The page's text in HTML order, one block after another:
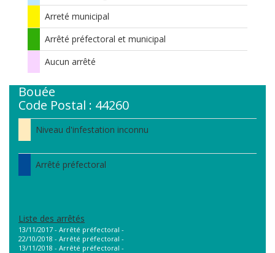
Arreté municipal
Arrêté préfectoral et municipal
Aucun arrêté
Bouée
Code Postal : 44260
Niveau d'infestation inconnu
Arrêté préfectoral
Liste des arrêtés
13/11/2017 - Arrêté préfectoral -
22/10/2018 - Arrêté préfectoral -
13/11/2018 - Arrêté préfectoral -